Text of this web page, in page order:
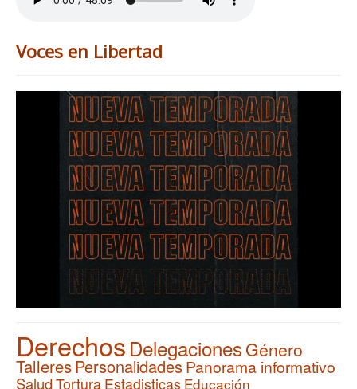
Voces en Libertad
Derechos Delegaciones Género
TalleresPersonalidadesPanorama informativo
SaludTortura Estadisticas Educación